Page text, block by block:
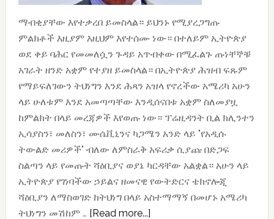
ማብቂያቸው እየተቃረበ ይመስላል። ይህንኑ የሚያረጋግጡ
ምልክቶች እዚያም እዚህም እየተሰሙ ነው። በተለይም ኢትዮጵያ
ወደ ቀይ ባሕር የመመለሷን ጉዳይ አጥብቀው በሚፈልጉ ጡነቸኞቹ
አገራት ዘንድ አቋም የተያዘ ይመስላል። በኢትዮጵያ ሕዝብ ፍጹም
የማይፍለገውን ትህነግን እንደ ሕጻን አዝላ የኖረችው አሜሪካ አሁን
ላይ ሁለቱም እንደ አመጣጣቸው እንዲሰናበቱ አቋም ስለመያዟ
ከምልክት በላይ መረጃዎች እየወጡ ነው። ፕሬዚዳንት ቢል ክሊንተን
ኢሳያስን፣ መለስን፣ ሙሴቪኒንና ካጋሜን አንድ ላይ "የአዲሱ
ትውልድ መሪዎች" ብለው ለምስራቅ አፍሪቃ ሲያጩ በድጋፍ
ስልጣን ላይ የመጡት ሻዕቢያና ወያኔ ካርዳቸው አልቋል። አሁን ላይ
ኢትዮጵያ የገነባችው ኃይልና ዘመናዊ የውትድርና ቴክኖሎጂ
ሻዕቢያን ለማስወገድ ከትህነግ በላይ አስተማማኝ በመሆኑ አሜሪካ
ትህነግን መሽከም … [Read more...]about